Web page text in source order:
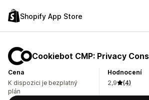
Shopify App Store
Cookiebot CMP: Privacy
Cena
K dispozici je bezplatný
plán
Hodnocení
2,9
(4)